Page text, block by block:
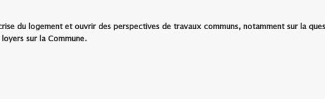
du logement et ouvrir des perspectives de travaux communs, notamment sur la
sur la Commune.